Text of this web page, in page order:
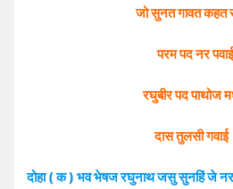
जो सुनत गावत
परम पद नर
रघुबीर पद पाथोज
दास तुलसी
दोहा ( क ) भव भेषज रघुनाथ जसु सुनहिं जे